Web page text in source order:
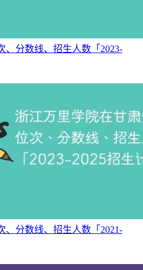
、分数线、招生人数「2023-
、分数线、招生人数「2021-